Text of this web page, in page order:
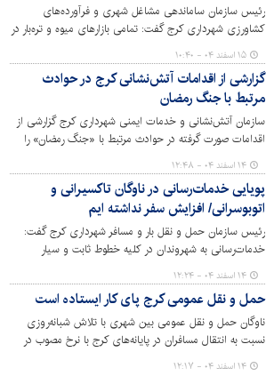
رئیس سازمان ساماندهی مشاغل شهری و فرآورده‌های
کشاورزی شهرداری کرج گفت: تمامی بازارهای میوه و تره‌بار در
ارائه خدمات هستند تا شهروندان روزه‌دار بتوانند با آرامش
خاطر مایحتاج خود را تامین کنند.
۱۵ اسفند ۰۴ - ۱۰:۴۰
گزارشی از اقدامات آتش‌نشانی کرج در حوادث
مرتبط با جنگ رمضان
سازمان آتش‌نشانی و خدمات ایمنی شهرداری کرج گزارشی از
اقدامات صورت گرفته در حوادث مرتبط با «جنگ رمضان» را
اعلام کرد.
۱۴ اسفند ۰۴ - ۱۲:۴۸
پویایی خدمات‌رسانی در ناوگان تاکسیرانی و
اتوبوسرانی/ افزایش سفر نداشته ایم
رئیس سازمان حمل و نقل بار و مسافر شهرداری کرج گفت:
خدمات‌رسانی به شهروندان در کلیه خطوط ثابت و سیار
تاکسیرانی و اتوبوسرانی در این کلانشهر برقرار است اما اگر
سوال می‌کنید که آیا در این روزها با افزایش تقاضا و تعداد
سفرهای درون شهری مواجه بوده‌ایم، پاسخ «خیر» است!
۱۴ اسفند ۰۴ - ۱۲:۲۴
حمل و نقل عمومی کرج پای کار ایستاده است
ناوگان حمل و نقل عمومی بین شهری با تلاش شبانه‌روزی
نسبت به انتقال مسافران در پایانه‌های کرج با نرخ مصوب در
حال خدمات‌رسانی است.
۱۴ اسفند ۰۴ - ۱۲:۱۷